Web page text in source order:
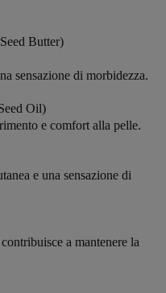
Butter)
sensazione di morbidezza.
Oil)
e comfort alla pelle.
e una sensazione di
a mantenere la